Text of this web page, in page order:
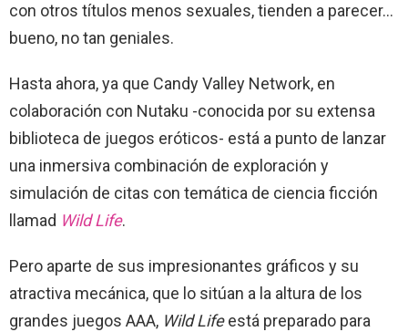
con otros títulos menos sexuales, tienden a parecer…
bueno, no tan geniales.
Hasta ahora, ya que Candy Valley Network, en
colaboración con Nutaku -conocida por su extensa
biblioteca de juegos eróticos- está a punto de lanzar
una inmersiva combinación de exploración y
simulación de citas con temática de ciencia ficción
llamad Wild Life.
Pero aparte de sus impresionantes gráficos y su
atractiva mecánica, que lo sitúan a la altura de los
grandes juegos AAA, Wild Lifeestá preparado para